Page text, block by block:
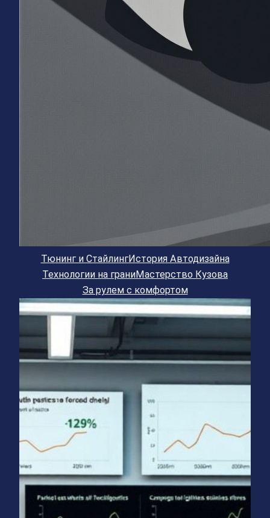
Тюнинг и СтайлингИстория Автодизайна
Технологии на граниМастерство Кузова
За рулем с комфортом